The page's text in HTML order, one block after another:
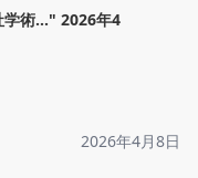
学術..." 2026年4
2026年4月8日